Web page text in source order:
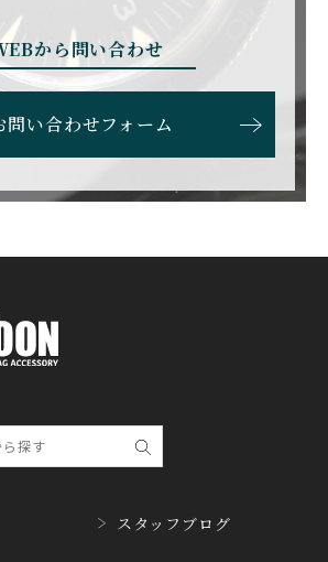
EDOX
エドックス
F.P.ジュルヌ
ーバ フォルティス
NT
ェンタ
・オリジ
グッチ
から問い合わせ
問い合わせフォーム
スタッフブログ